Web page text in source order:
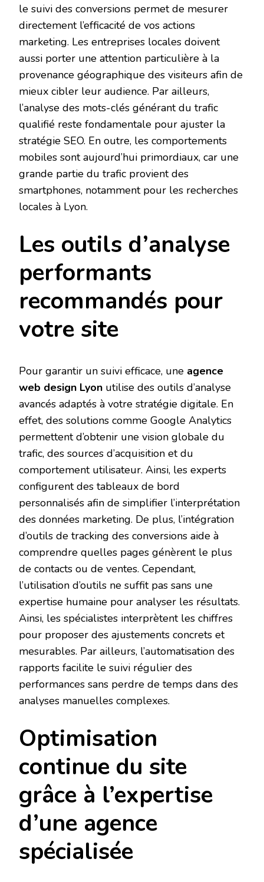
le suivi des conversions permet de mesurer
directement l’efficacité de vos actions
marketing. Les entreprises locales doivent
aussi porter une attention particulière à la
provenance géographique des visiteurs afin de
mieux cibler leur audience. Par ailleurs,
l’analyse des mots-clés générant du trafic
qualifié reste fondamentale pour ajuster la
stratégie SEO. En outre, les comportements
mobiles sont aujourd’hui primordiaux, car une
grande partie du trafic provient des
smartphones, notamment pour les recherches
locales à Lyon.
Les outils d’analyse
performants
recommandés pour
votre site
Pour garantir un suivi efficace, une agence
web design Lyon utilise des outils d’analyse
avancés adaptés à votre stratégie digitale. En
effet, des solutions comme Google Analytics
permettent d’obtenir une vision globale du
trafic, des sources d’acquisition et du
comportement utilisateur. Ainsi, les experts
configurent des tableaux de bord
personnalisés afin de simplifier l’interprétation
des données marketing. De plus, l’intégration
d’outils de tracking des conversions aide à
comprendre quelles pages génèrent le plus
de contacts ou de ventes. Cependant,
l’utilisation d’outils ne suffit pas sans une
expertise humaine pour analyser les résultats.
Ainsi, les spécialistes interprètent les chiffres
pour proposer des ajustements concrets et
mesurables. Par ailleurs, l’automatisation des
rapports facilite le suivi régulier des
performances sans perdre de temps dans des
analyses manuelles complexes.
Optimisation
continue du site
grâce à l’expertise
d’une agence
spécialisée